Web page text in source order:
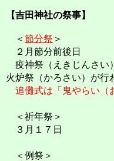
【吉田神社の祭事】
＜ 節分祭 ＞
２月節分前後日
疫神祭（えきじんさい
火炉祭（かろさい）が行
追儺式は「鬼やらい（
＜祈年祭＞
３月１７日
＜例祭＞